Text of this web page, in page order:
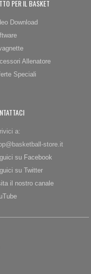
PER IL BASKET
Download
Allenatore
Speciali
a:
store.it
su Facebook
su Twitter
il nostro canale